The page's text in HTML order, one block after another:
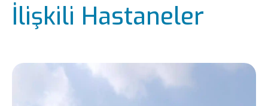
İlişkili Hastaneler